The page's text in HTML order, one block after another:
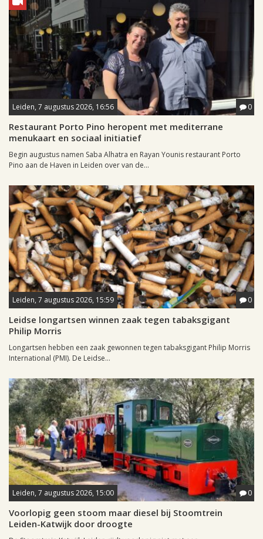
Leiden, 7 augustus 2026, 16:56 0
Restaurant Porto Pino heropent met mediterrane
menukaart en sociaal initiatief
Begin augustus namen Saba Alhatra en Rayan Younis restaurant Porto
Pino aan de Haven in Leiden over van de...
Leiden, 7 augustus 2026, 15:59 0
Leidse longartsen winnen zaak tegen tabaksgigant
Philip Morris
Longartsen hebben een zaak gewonnen tegen tabaksgigant Philip Morris
International (PMI). De Leidse...
Leiden, 7 augustus 2026, 15:00 0
Voorlopig geen stoom maar diesel bij Stoomtrein
Leiden-Katwijk door droogte